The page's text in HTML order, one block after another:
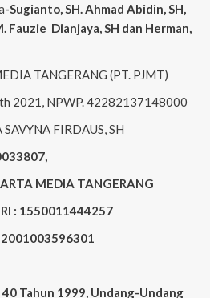
-Sugianto, SH. Ahmad Abidin , SH,
Fauzie Dianjaya , SH dan Herman,
TANGERANG (PT. PJMT)
2021, NPWP. 42282137148000
FIRDAUS, SH
MEDIA TANGERANG
: 1550011444257
Tahun 1999, Undang-Undang